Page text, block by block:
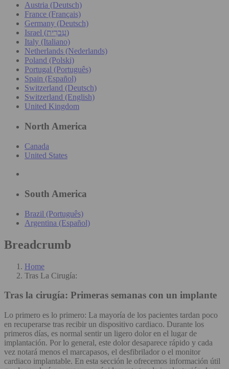
Austria (Deutsch)
France (Français)
Germany (Deutsch)
Israel (עִברִית)
Italy (Italiano)
Netherlands (Nederlands)
Poland (Polski)
Portugal (Português)
Spain (Español)
Switzerland (Deutsch)
Switzerland (English)
United Kingdom
North America
Canada
United States
South America
Brazil (Português)
Argentina (Español)
Breadcrumb
Home
Tras La Cirugía:
Tras la cirugía: Primeras semanas con un implante
Lo primero es lo primero: La mayoría de los pacientes tardan poco
en recuperarse tras recibir un dispositivo cardiaco. Durante los
primeros días, es normal sentir un ligero dolor en el lugar de
implantación. Por lo general, este dolor desaparece rápido y cada
vez notará menos el marcapasos, el desfibrilador o el monitor
cardiaco implantable. En esta sección le ofrecemos información útil